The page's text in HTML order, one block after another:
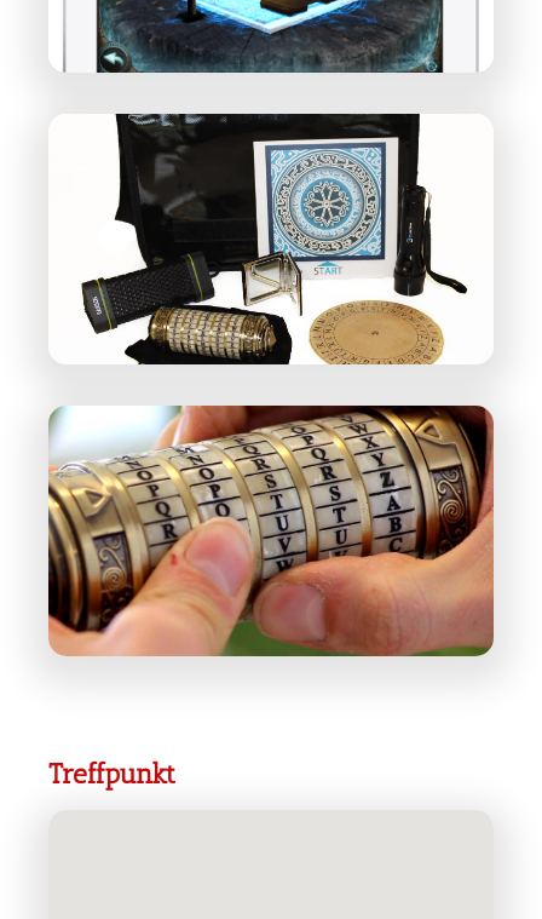
Treffpunkt